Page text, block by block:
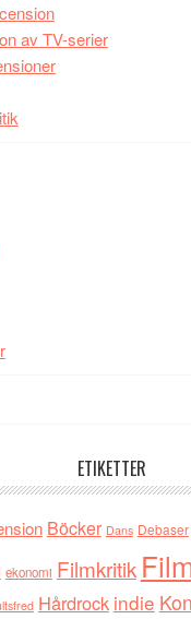
av TV-serier
ETIKETTER
Böcker Dans Debaser
ekonomi Filmkritik
Hårdrock indie